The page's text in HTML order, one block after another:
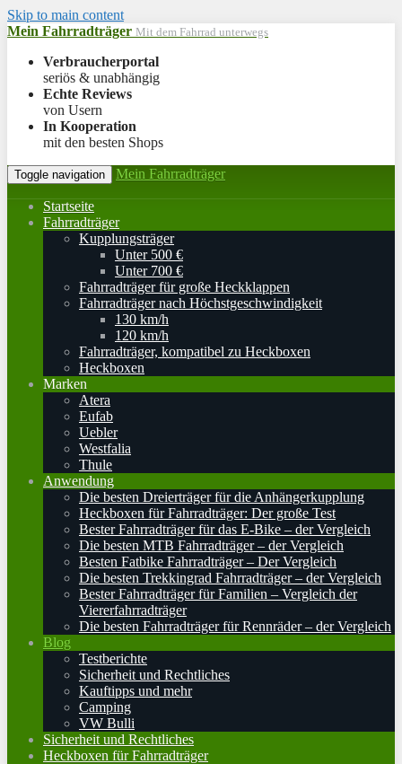
Skip to main content
Mein Fahrradträger Mit dem Fahrrad unterwegs
Verbraucherportal
seriös & unabhängig
Echte Reviews
von Usern
In Kooperation
mit den besten Shops
Toggle navigation Mein Fahrradträger
Startseite
Fahrradträger
Kupplungsträger
Unter 500 €
Unter 700 €
Fahrradträger für große Heckklappen
Fahrradträger nach Höchstgeschwindigkeit
130 km/h
120 km/h
Fahrradträger, kompatibel zu Heckboxen
Heckboxen
Marken
Atera
Eufab
Uebler
Westfalia
Thule
Anwendung
Die besten Dreierträger für die Anhängerkupplung
Heckboxen für Fahrradträger: Der große Test
Bester Fahrradträger für das E-Bike – der Vergleich
Die besten MTB Fahrradträger – der Vergleich
Besten Fatbike Fahrradträger – Der Vergleich
Die besten Trekkingrad Fahrradträger – der Vergleich
Bester Fahrradträger für Familien – Vergleich der
Viererfahrradträger
Die besten Fahrradträger für Rennräder – der Vergleich
Blog
Testberichte
Sicherheit und Rechtliches
Kauftipps und mehr
Camping
VW Bulli
Sicherheit und Rechtliches
Heckboxen für Fahrradträger